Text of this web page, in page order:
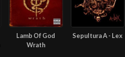
Lamb Of God
Wrath
Sepultura A - Lex